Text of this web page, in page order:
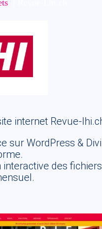
internet Revue-
sur WordPress &
interactive des